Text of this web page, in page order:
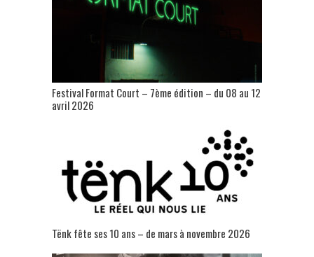
Festival Format Court – 7ème édition – du 08 au 12
avril 2026
Tënk fête ses 10 ans – de mars à novembre 2026